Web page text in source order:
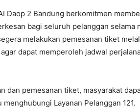
Daop 2 Bandung berkomitmen
bagi seluruh pelanggan selama
melakukan pemesanan tiket
dapat memperoleh jadwal
dan pemesanan tiket, masyarakat
Layanan Pelanggan 121.